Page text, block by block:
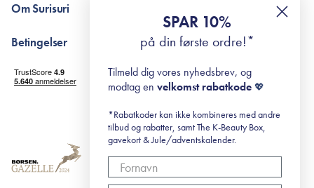
RE-ZIP
Retinol for begyndere
surisuri's mini guide til rosacea
Om Surisuri
Black Friday
Betingelser
Levering og returnering
Handelsbetingelser
Abonnementsbetingelser
SPAR 10%
på din første ordre!*
Tilmeld dig vores nyhedsbrev, og
modtag en velkomst rabatkode 💖
*Rabatkoder kan ikke kombineres med andre
tilbud og rabatter, samt The K-Beauty Box,
gavekort & Jule/adventskalender.